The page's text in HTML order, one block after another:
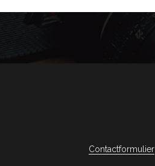
Contactformulier